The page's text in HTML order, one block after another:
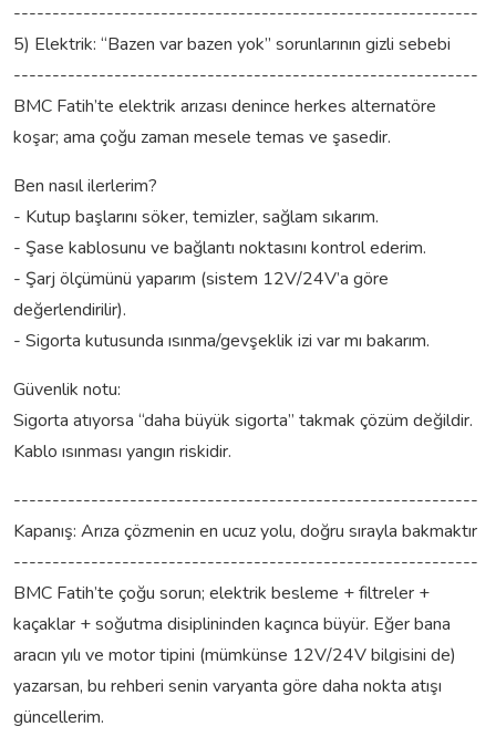
------------------------------------------------------------
5) Elektrik: “Bazen var bazen yok” sorunlarının gizli sebebi
------------------------------------------------------------
BMC Fatih’te elektrik arızası denince herkes alternatöre
koşar; ama çoğu zaman mesele temas ve şasedir.
Ben nasıl ilerlerim?
- Kutup başlarını söker, temizler, sağlam sıkarım.
- Şase kablosunu ve bağlantı noktasını kontrol ederim.
- Şarj ölçümünü yaparım (sistem 12V/24V’a göre
değerlendirilir).
- Sigorta kutusunda ısınma/gevşeklik izi var mı bakarım.
Güvenlik notu:
Sigorta atıyorsa “daha büyük sigorta” takmak çözüm değildir.
Kablo ısınması yangın riskidir.
------------------------------------------------------------
Kapanış: Arıza çözmenin en ucuz yolu, doğru sırayla bakmaktır
------------------------------------------------------------
BMC Fatih’te çoğu sorun; elektrik besleme + filtreler +
kaçaklar + soğutma disiplininden kaçınca büyür. Eğer bana
aracın yılı ve motor tipini (mümkünse 12V/24V bilgisini de)
yazarsan, bu rehberi senin varyanta göre daha nokta atışı
güncellerim.